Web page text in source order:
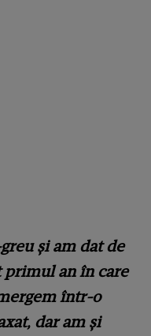
și am dat de
primul an în care
într-o
dar am și